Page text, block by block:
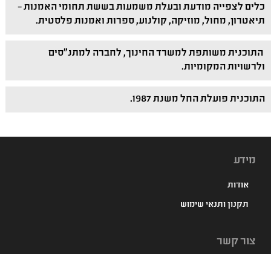
כלים לצפייה מודעת ובעלת משמעות בששת תחומי האמנות –
תיאטרון, מחול, מוזיקה, קולנוע, ספרות ואמנות פלסטית.
התוכנית משותפת למשרד החינוך, לחברה למתנ"סים
ולרשויות המקומיות.
התוכנית פועלת החל משנת 1987.
מידע
אודות
תקנון ותנאי שימוש
צור קשר